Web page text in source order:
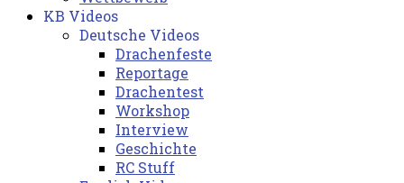
KB Videos
Deutsche Videos
Drachenfeste
Reportage
Drachentest
Workshop
Interview
Geschichte
RC Stuff